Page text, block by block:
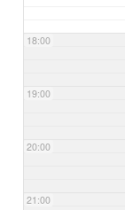
18:00
19:00
20:00
21:00